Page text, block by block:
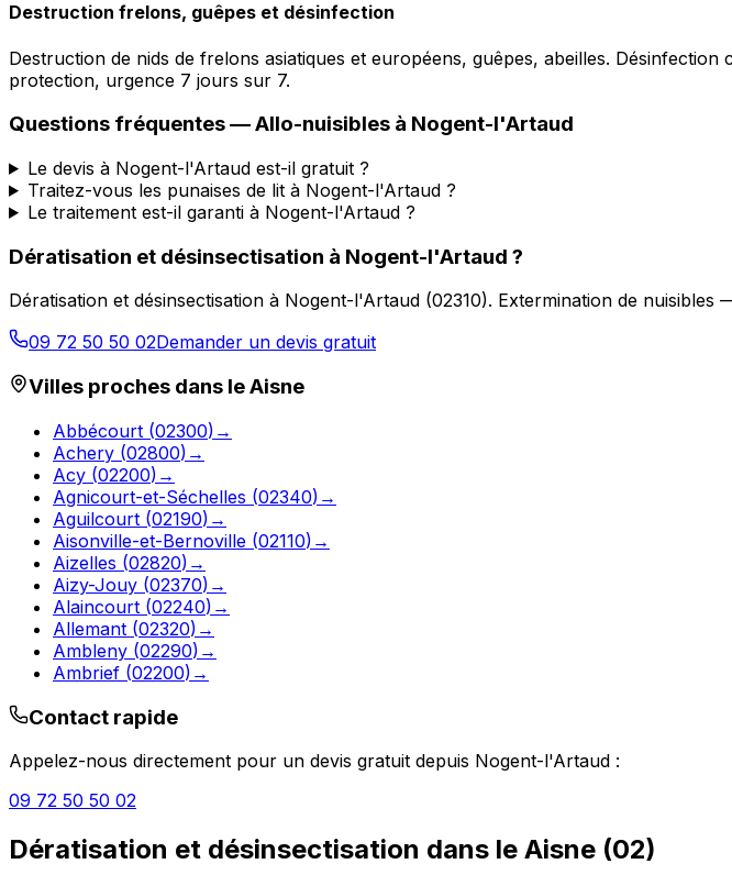
Destruction frelons, guêpes et désinfection
Destruction de nids de frelons asiatiques et européens, guêpes, abeilles.
protection, urgence 7 jours sur 7.
Questions fréquentes —Allo-nuisibles à Nogent-l'Artaud
Le devis à Nogent-l'Artaud est-il gratuit ?
Traitez-vous les punaises de lit à Nogent-l'Artaud ?
Le traitement est-il garanti à Nogent-l'Artaud ?
Dératisation et désinsectisation à Nogent-l'Artaud ?
Dératisation et désinsectisation à Nogent-l'Artaud (02310). Extermination de nuisibles
09 72 50 50 02Demander un devis gratuit
Villes proches dans leAisne
Abbécourt (02300) →
Achery (02800) →
Acy (02200) →
Agnicourt-et-Séchelles (02340) →
Aguilcourt (02190) →
Aisonville-et-Bernoville (02110) →
Aizelles (02820) →
Aizy-Jouy (02370) →
Alaincourt (02240) →
Allemant (02320) →
Ambleny (02290) →
Ambrief (02200) →
Contact rapide
Appelez-nous directement pour un devis gratuit depuis Nogent-l'Artaud :
09 72 50 50 02
Dératisation et désinsectisation dans le Aisne (02)